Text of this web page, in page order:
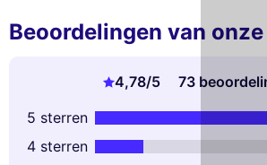
Beoordelingen van
4,78/5
73
5 sterren
4 sterren